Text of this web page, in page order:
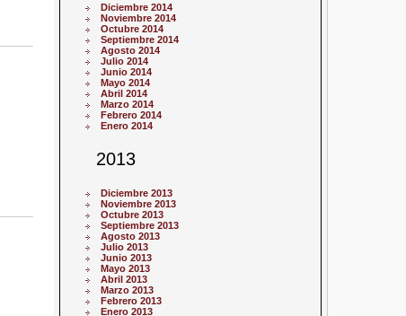
Diciembre 2014
Noviembre 2014
Octubre 2014
Septiembre 2014
Agosto 2014
Julio 2014
Junio 2014
Mayo 2014
Abril 2014
Marzo 2014
Febrero 2014
Enero 2014
2013
Diciembre 2013
Noviembre 2013
Octubre 2013
Septiembre 2013
Agosto 2013
Julio 2013
Junio 2013
Mayo 2013
Abril 2013
Marzo 2013
Febrero 2013
Enero 2013